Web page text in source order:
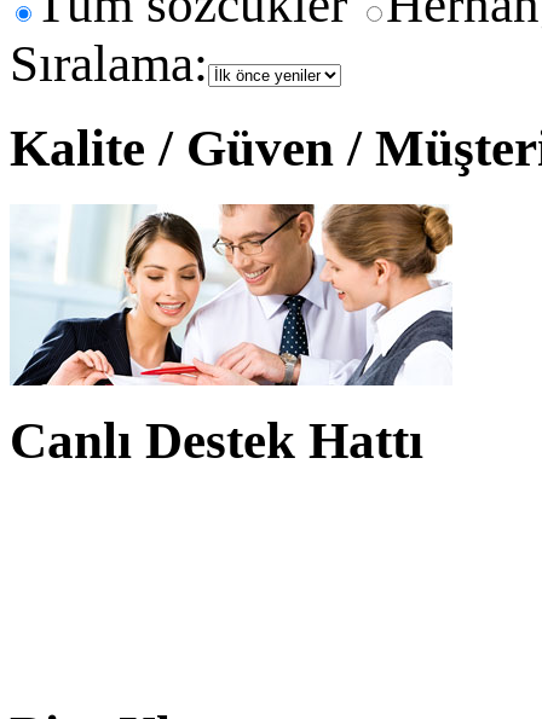
Sıralama:
Kalite / Güven /
Canlı Destek Hattı